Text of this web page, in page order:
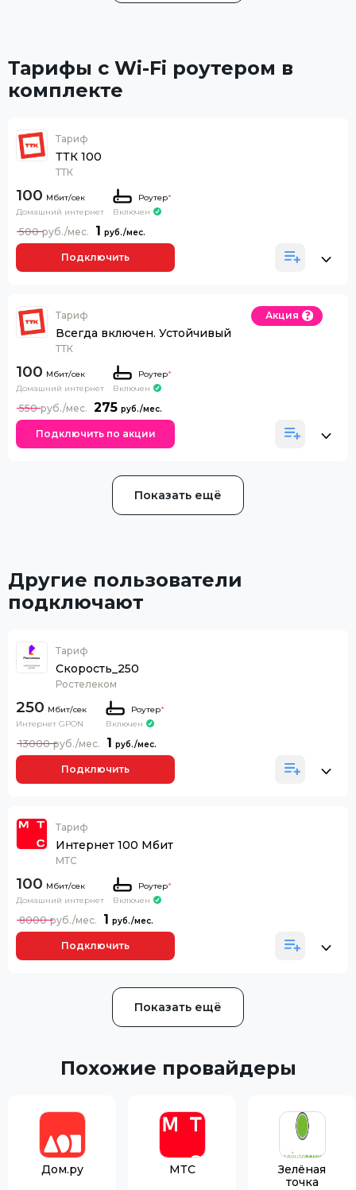
Тарифы с Wi-Fi роутером в
комплекте
Тариф
ТТК 100
ТТК
100
Домашний интернет
Роутер*
Включен
1
500
Подключить
Тариф
Всегда включен. Устойчивый
ТТК
Акция
100
Домашний интернет
Роутер*
Включен
275
550
Подключить по акции
Показать ещё
Другие пользователи
подключают
Тариф
Скорость_250
Ростелеком
250
Интернет GPON
Роутер*
Включен
1
13000
Подключить
Тариф
Интернет 100 Мбит
МТС
100
Домашний интернет
Роутер*
Включен
1
8000
Подключить
Показать ещё
Похожие провайдеры
Дом.ру МТС
Зелёная
точка